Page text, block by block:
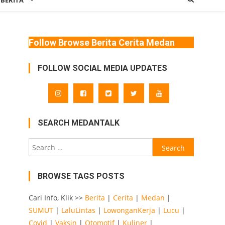
Follow Browse Berita Cerita Medan
FOLLOW SOCIAL MEDIA UPDATES
SEARCH MEDANTALK
Search
for:
BROWSE TAGS POSTS
Cari Info, Klik >> Berita | Cerita | Medan |
SUMUT| LaluLintas | LowonganKerja | Lucu |
Covid | Vaksin | Otomotif| Kuliner|